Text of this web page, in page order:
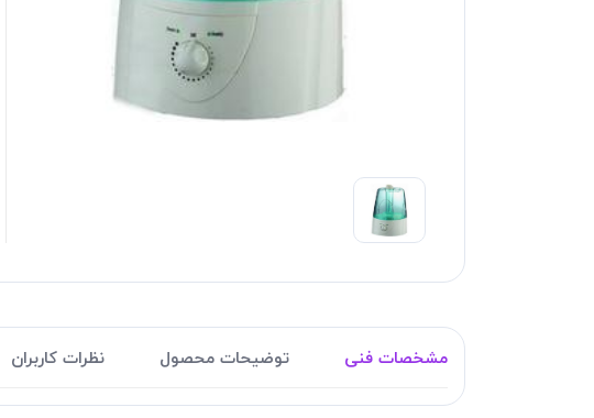
مشخصات فنی توضیحات محصول نظرات کاربران